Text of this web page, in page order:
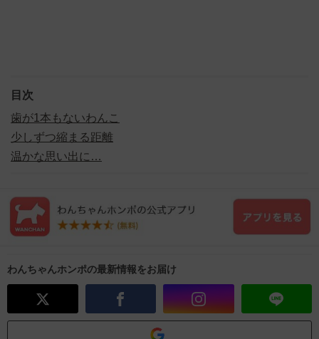
目次
歯が1本もないわんこ
少しずつ縮まる距離
温かな思い出に…
わんちゃんホンポの最新情報をお届け